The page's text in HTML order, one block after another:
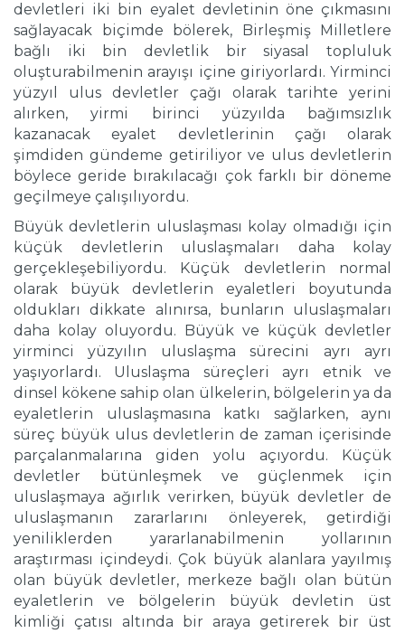
devletleri iki bin eyalet devletinin öne çıkmasını
sağlayacak biçimde bölerek, Birleşmiş Milletlere
bağlı iki bin devletlik bir siyasal topluluk
oluşturabilmenin arayışı içine giriyorlardı. Yirminci
yüzyıl ulus devletler çağı olarak tarihte yerini
alırken, yirmi birinci yüzyılda bağımsızlık
kazanacak eyalet devletlerinin çağı olarak
şimdiden gündeme getiriliyor ve ulus devletlerin
böylece geride bırakılacağı çok farklı bir döneme
geçilmeye çalışılıyordu.
Büyük devletlerin uluslaşması kolay olmadığı için
küçük devletlerin uluslaşmaları daha kolay
gerçekleşebiliyordu. Küçük devletlerin normal
olarak büyük devletlerin eyaletleri boyutunda
oldukları dikkate alınırsa, bunların uluslaşmaları
daha kolay oluyordu. Büyük ve küçük devletler
yirminci yüzyılın uluslaşma sürecini ayrı ayrı
yaşıyorlardı. Uluslaşma süreçleri ayrı etnik ve
dinsel kökene sahip olan ülkelerin, bölgelerin ya da
eyaletlerin uluslaşmasına katkı sağlarken, aynı
süreç büyük ulus devletlerin de zaman içerisinde
parçalanmalarına giden yolu açıyordu. Küçük
devletler bütünleşmek ve güçlenmek için
uluslaşmaya ağırlık verirken, büyük devletler de
uluslaşmanın zararlarını önleyerek, getirdiği
yeniliklerden yararlanabilmenin yollarının
araştırması içindeydi. Çok büyük alanlara yayılmış
olan büyük devletler, merkeze bağlı olan bütün
eyaletlerin ve bölgelerin büyük devletin üst
kimliği çatısı altında bir araya getirerek bir üst